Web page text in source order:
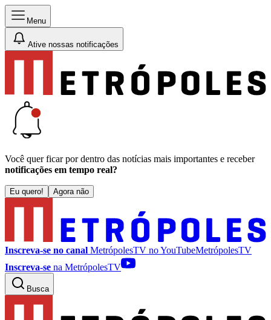
Menu
Ative nossas notificações
Você quer ficar por dentro das notícias mais importantes e receber
notificações em tempo real?
Eu quero! Agora não
Inscreva-se no canal MetrópolesTV noYouTubeMetrópolesTV
Inscreva-se na MetrópolesTV
Busca